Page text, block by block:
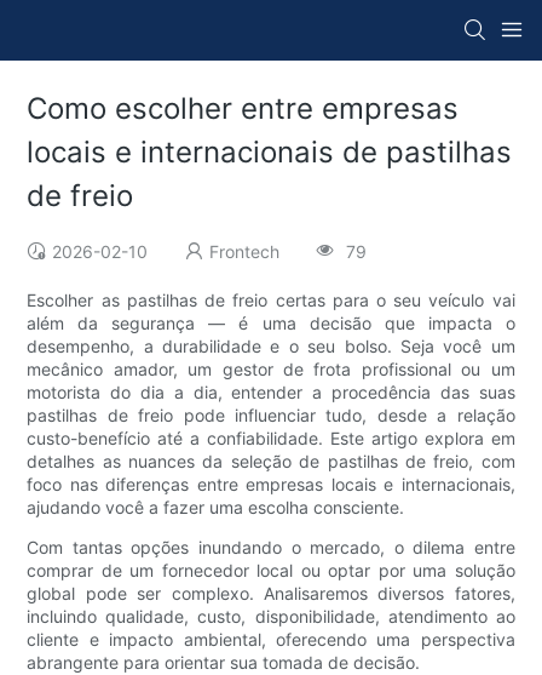
Como escolher entre empresas
locais e internacionais de pastilhas
de freio
2026-02-10 Frontech 79
Escolher as pastilhas de freio certas para o seu veículo vai
além da segurança — é uma decisão que impacta o
desempenho, a durabilidade e o seu bolso. Seja você um
mecânico amador, um gestor de frota profissional ou um
motorista do dia a dia, entender a procedência das suas
pastilhas de freio pode influenciar tudo, desde a relação
custo-benefício até a confiabilidade. Este artigo explora em
detalhes as nuances da seleção de pastilhas de freio, com
foco nas diferenças entre empresas locais e internacionais,
ajudando você a fazer uma escolha consciente.
Com tantas opções inundando o mercado, o dilema entre
comprar de um fornecedor local ou optar por uma solução
global pode ser complexo. Analisaremos diversos fatores,
incluindo qualidade, custo, disponibilidade, atendimento ao
cliente e impacto ambiental, oferecendo uma perspectiva
abrangente para orientar sua tomada de decisão.